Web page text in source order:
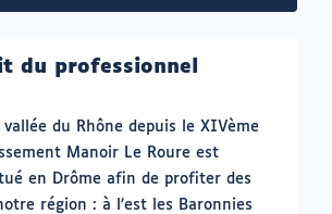
un
onglet)
du professionnel
vallée du Rhône depuis le XIVème
Manoir Le Roure est
en Drôme afin de profiter des
région : à l’est les Baronnies